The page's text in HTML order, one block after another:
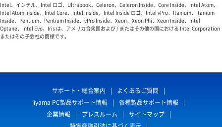
Intel、インテル、Intel ロゴ、Ultrabook、Celeron、Celeron Inside、Core Inside、Intel Atom、
Intel Atom Inside、Intel Core、Intel Inside、Intel Inside ロゴ、Intel vPro、Itanium、Itanium
Inside、Pentium、Pentium Inside、vPro Inside、Xeon、Xeon Phi、Xeon Inside、Intel
Optane、Intel Evo、Iris は、アメリカ合衆国および / またはその他の国における Intel Corporation
またはその子会社の商標です。
サポート・総合案内
よくあるご質問
iiyama PC製品サポート情報
各種製品サポート情報
企業情報
プレスルーム
サイトマップ